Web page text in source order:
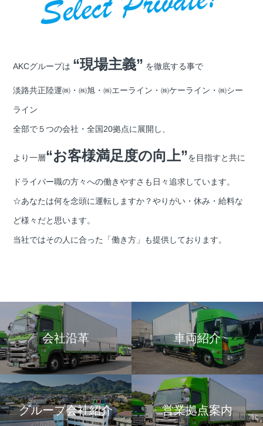
AKCグループは “現場主義” を徹底する事で
淡路共正陸運㈱・㈱旭・㈱エーライン・㈱ケーライン・㈱シー
ライン
全部で５つの会社・全国20拠点に展開し、
より一層“お客様満足度の向上”を目指すと共に
ドライバー職の方々への働きやすさも日々追求しています。
☆あなたは何を念頭に運転しますか？やりがい・休み・給料な
ど様々だと思います。
当社ではその人に合った「働き方」も提供しております。
会社沿革 車両紹介
グループ会社紹介 営業拠点案内